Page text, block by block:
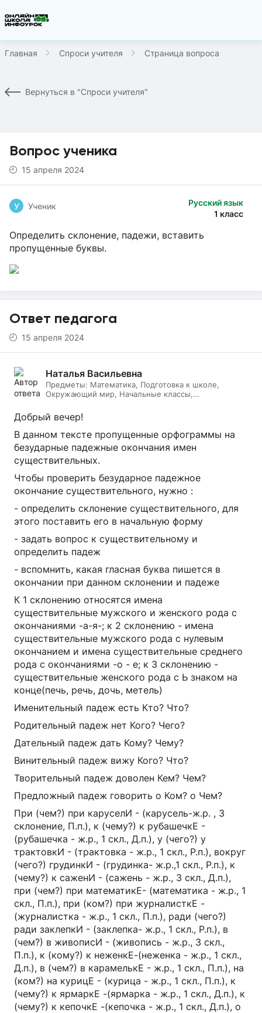
Главная Спроси учителя Страница вопроса
Вернуться в "Спроси учителя"
Вопрос ученика
15 апреля 2024
Русский язык
1 класс
У Ученик
Определить склонение, падежи, вставить
пропущенные буквы.
Ответ педагога
15 апреля 2024
Наталья Васильевна
Предметы: Математика, Подготовка к школе,
Окружающий мир, Начальные классы,
Добрый вечер!
В данном тексте пропущенные орфограммы на
безударные падежные окончания имен
существительных.
Чтобы проверить безударное падежное
окончание существительного, нужно :
- определить склонение существительного, для
этого поставить его в начальную форму
- задать вопрос к существительному и
определить падеж
- вспомнить, какая гласная буква пишется в
окончании при данном склонении и падеже
К 1 склонению относятся имена
существительные мужского и женского рода с
окончаниями -а-я-; к 2 склонению - имена
существительные мужского рода с нулевым
окончанием и имена существительные среднего
рода с окончаниями -о - е; к 3 склонению -
существительные женского рода с Ь знаком на
конце(печь, речь, дочь, метель)
Именительный падеж есть Кто? Что?
Родительный падеж нет Кого? Чего?
Дательный падеж дать Кому? Чему?
Винительный падеж вижу Кого? Что?
Творительный падеж доволен Кем? Чем?
Предложный падеж говорить о Ком? о Чем?
При (чем?) при каруселИ - (карусель-ж.р. , 3
склонение, П.п.), к (чему?) к рубашечкЕ -
(рубашечка - ж.р., 1 скл., Д.п.), у (чего?) у
трактовкИ - (трактовка - ж.р., 1 скл., Р.п.), вокруг
(чего?) грудинкИ - (грудинка- ж.р.,1 скл., Р.п.), к
(чему?) к саженИ - (сажень - ж.р., 3 скл., Д.п.),
при (чем?) при математикЕ- (математика - ж.р., 1
скл., П.п.), при (ком?) при журналисткЕ -
(журналистка - ж.р., 1 скл., П.п.), ради (чего?)
ради заклепкИ - (заклепка- ж.р., 1 скл., Р.п.), в
(чем?) в живописИ - (живопись - ж.р., 3 скл.,
П.п.), к (кому?) к неженкЕ-(неженка - ж.р., 1 скл.,
Д.п.), в (чем?) в карамелькЕ - ж.р., 1 скл., П.п.), на
(ком?) на курицЕ - (курица - ж.р., 1 скл., П.п.), к
(чему?) к ярмаркЕ -(ярмарка - ж.р., 1 скл., Д.п.), к
(чему?) к кепочкЕ -(кепочка - ж.р., 1 скл., Д.п.), о